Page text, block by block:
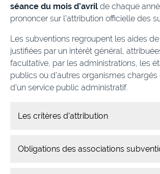
séance du mois d’avril de chaque
prononcer sur l’attribution officielle des
Les subventions regroupent les aides
justifiées par un intérêt général,
facultative, par les administrations, les
publics ou d’autres organismes
d’un service public administratif.
Les critères d’attribution
Obligations des associations